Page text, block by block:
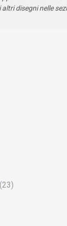
altri disegni nelle
(23)